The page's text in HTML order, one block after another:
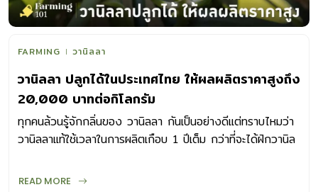
FARMING วานิลลา
วานิลลา ปลูกได้ในประเทศไทย ให้ผลผลิตราคาสูงถึง
20,000 บาทต่อกิโลกรัม
ทุกคนล้วนรู้จักกลิ่นของ วานิลลา กันเป็นอย่างดีแต่ทราบไหมว่า
วานิลลาแท้ใช้เวลาในการผลิตเกือบ 1 ปีเต็ม กว่าที่จะได้ฝักวานิล
READ MORE